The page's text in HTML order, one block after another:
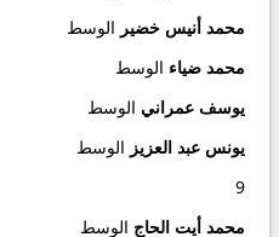
محمد أنيس خضير الوسط
محمد ضياء الوسط
يوسف عمراني الوسط
يونس عبد العزيز الوسط
9
محمد أيت الحاج الوسط